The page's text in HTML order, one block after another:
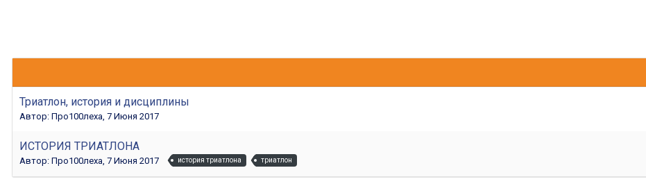
Триатлон, история и дисциплины
Автор: Про100леха, 7 Июня 2017
ИСТОРИЯ ТРИАТЛОНА
Автор: Про100леха, 7 Июня 2017 история триатлона триатлон